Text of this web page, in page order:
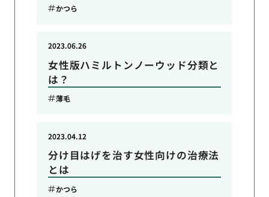
かつら
女性版ハミルトンノーウッド分類と
は？
2023.06.26
薄毛
分け目はげを治す女性向けの治療法
とは
2023.04.12
かつら